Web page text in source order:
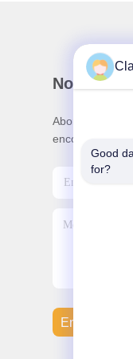
Notre
Abonnez-vous
encore.
Envoyer Un
Good
for?